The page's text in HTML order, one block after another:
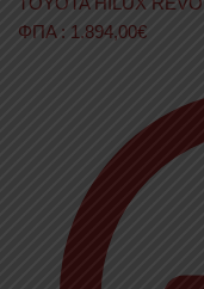
ΦΠΑ : 1.894,00€